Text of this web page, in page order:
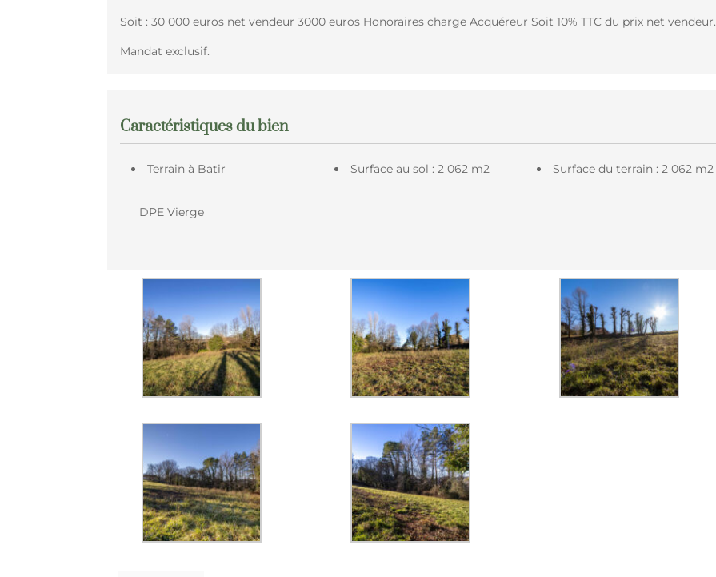
Soit : 30 000 euros net vendeur 3000 euros Honoraires charge Acquéreur Soit 10% TTC du prix net vendeur.
Mandat exclusif.
Caractéristiques du bien
Terrain à Batir Surface au sol : 2 062 m2 Surface du terrain : 2 062 m2
DPE Vierge